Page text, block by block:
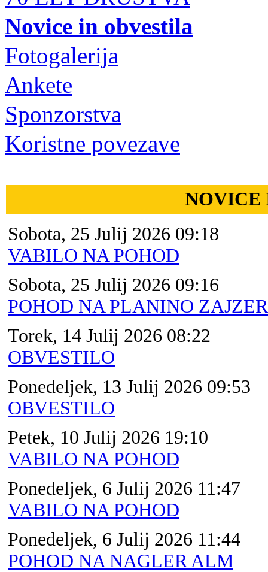
Novice in obvestila
Fotogalerija
Ankete
Sponzorstva
Koristne povezave
NOVICE
Sobota, 25 Julij 2026 09:18
VABILO NA POHOD
Sobota, 25 Julij 2026 09:16
POHOD NA PLANINO
Torek, 14 Julij 2026 08:22
OBVESTILO
Ponedeljek, 13 Julij 2026 09:53
OBVESTILO
Petek, 10 Julij 2026 19:10
VABILO NA POHOD
Ponedeljek, 6 Julij 2026 11:47
VABILO NA POHOD
Ponedeljek, 6 Julij 2026 11:44
POHOD NA NAGLER ALM